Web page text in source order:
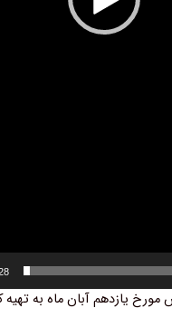
مورخ یازدهم آبان ماه به